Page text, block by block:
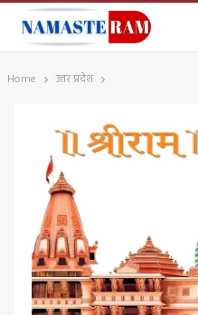
Home उत्तर प्रदेश